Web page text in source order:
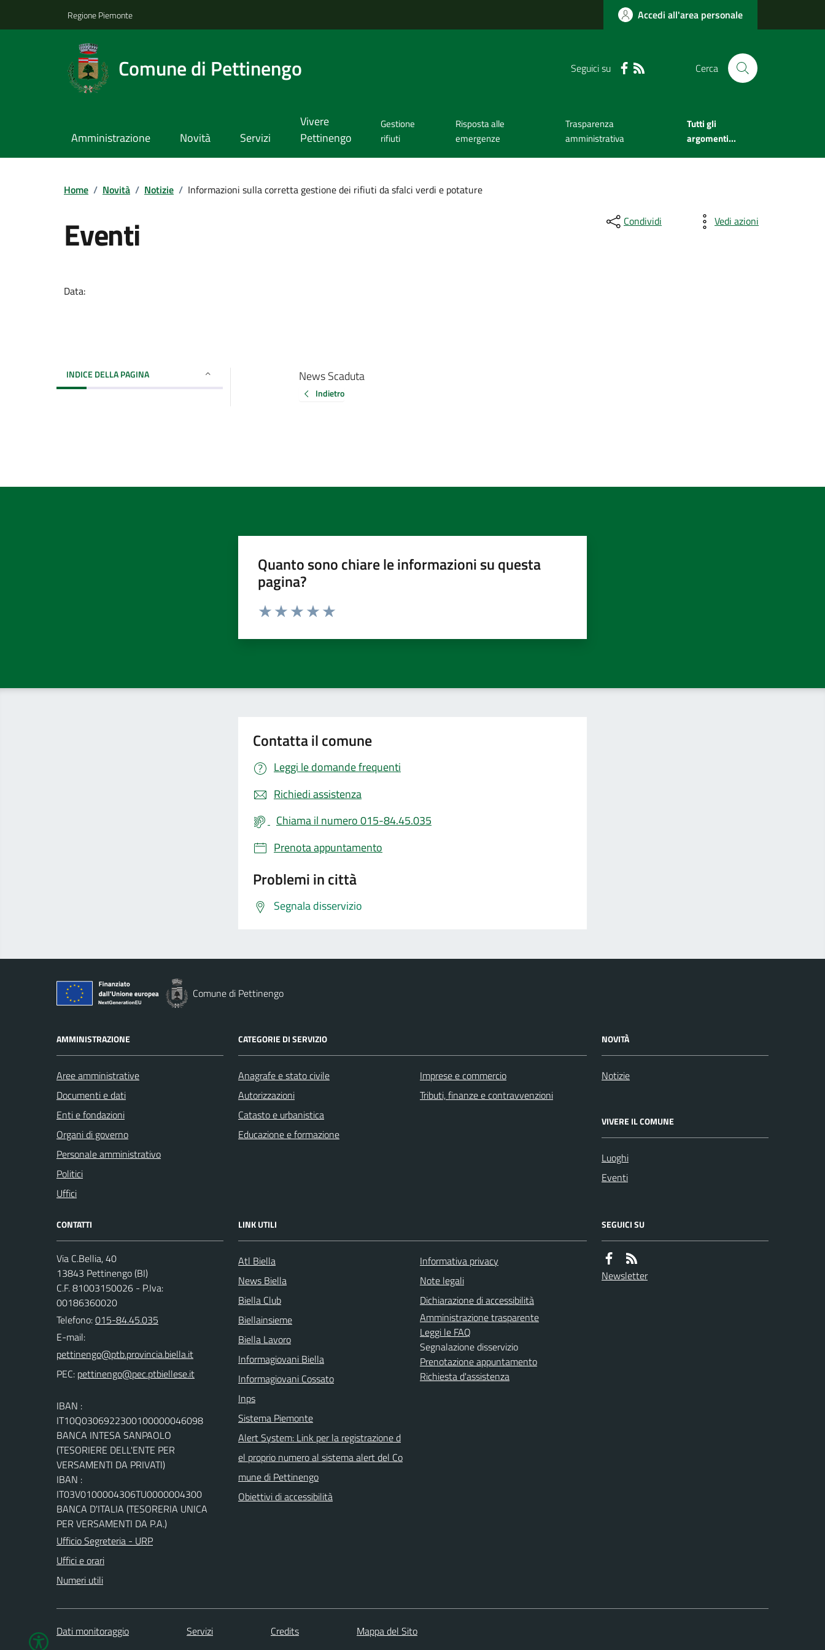
Regione Piemonte Accedi all'area personale
Comune di Pettinengo Seguici su Cerca
Amministrazione Novità Servizi
Vivere
Pettinengo
Gestione
rifiuti
Risposta alle
emergenze
Trasparenza
amministrativa
Tutti gli
argomenti...
Home / Novità / Notizie / Informazioni sulla corretta gestione dei rifiuti da sfalci verdi e potature
Eventi
Data:
Condividi Vedi azioni
INDICE DELLA PAGINA News Scaduta
Indietro
Quanto sono chiare le informazioni su questa
pagina?
Valuta da 1 a 5 stelle la pagina
Contatta il comune
Leggi le domande frequenti
Richiedi assistenza
Chiama il numero 015-84.45.035
Prenota appuntamento
Problemi in città
Segnala disservizio
Comune di Pettinengo
AMMINISTRAZIONE
Aree amministrative
Documenti e dati
Enti e fondazioni
Organi di governo
Personale amministrativo
Politici
Uffici
CATEGORIE DI SERVIZIO
Anagrafe e stato civile
Autorizzazioni
Catasto e urbanistica
Educazione e formazione
Imprese e commercio
Tributi, finanze e contravvenzioni
NOVITÀ
Notizie
VIVERE IL COMUNE
Luoghi
Eventi
CONTATTI
Via C.Bellia, 40
13843 Pettinengo (BI)
C.F. 81003150026 - P.Iva:
00186360020
Telefono:015-84.45.035
E-mail:
PEC:
IBAN :
IT10Q0306922300100000046098
BANCA INTESA SANPAOLO
(TESORIERE DELL'ENTE PER
VERSAMENTI DA PRIVATI)
IBAN :
IT03V0100004306TU0000004300
BANCA D'ITALIA (TESORERIA UNICA
PER VERSAMENTI DA P.A.)
Ufficio Segreteria - URP
Uffici e orari
Numeri utili
LINK UTILI
Atl Biella
News Biella
Biella Club
Biellainsieme
Biella Lavoro
Informagiovani Biella
Informagiovani Cossato
Inps
Sistema Piemonte
Alert System: Link per la registrazione d
el proprio numero al sistema alert del Co
mune di Pettinengo
Obiettivi di accessibilità
Informativa privacy
Note legali
Dichiarazione di accessibilità
Amministrazione trasparente
Leggi le FAQ
Segnalazione disservizio
Prenotazione appuntamento
Richiesta d'assistenza
SEGUICI SU
Newsletter
Dati monitoraggio Servizi Credits Mappa del Sito